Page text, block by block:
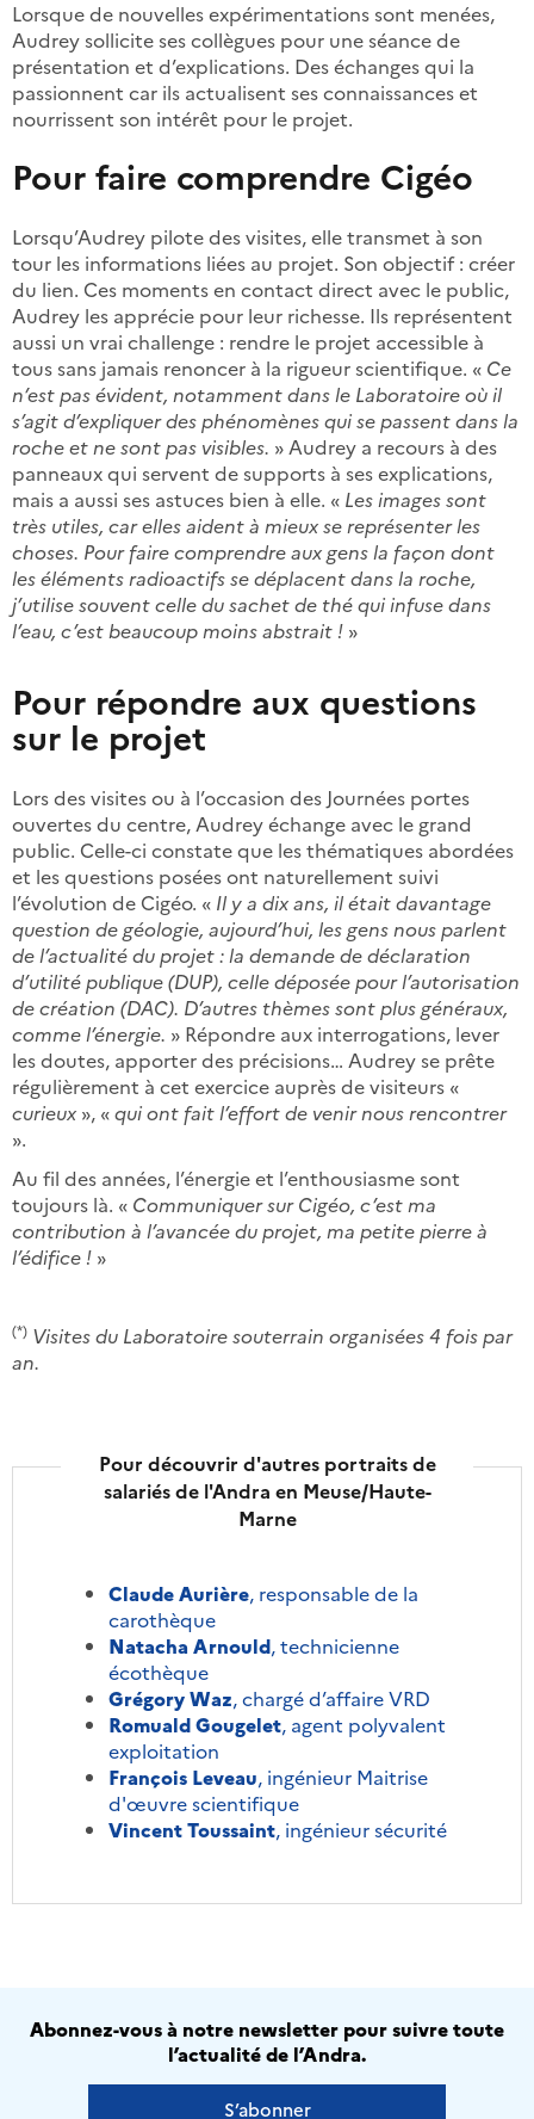
Lorsque de nouvelles expérimentations sont menées,
Audrey sollicite ses collègues pour une séance de
présentation et d’explications. Des échanges qui la
passionnent car ils actualisent ses connaissances et
nourrissent son intérêt pour le projet.
Pour faire comprendre Cigéo
Lorsqu’Audrey pilote des visites, elle transmet à son
tour les informations liées au projet. Son objectif : créer
du lien. Ces moments en contact direct avec le public,
Audrey les apprécie pour leur richesse. Ils représentent
aussi un vrai challenge : rendre le projet accessible à
tous sans jamais renoncer à la rigueur scientifique. « Ce
n’est pas évident, notamment dans le Laboratoire où il
s’agit d’expliquer des phénomènes qui se passent dans la
roche et ne sont pas visibles. » Audrey a recours à des
panneaux qui servent de supports à ses explications,
mais a aussi ses astuces bien à elle. « Les images sont
très utiles, car elles aident à mieux se représenter les
choses. Pour faire comprendre aux gens la façon dont
les éléments radioactifs se déplacent dans la roche,
j’utilise souvent celle du sachet de thé qui infuse dans
l’eau, c’est beaucoup moins abstrait ! »
Pour répondre aux questions
sur le projet
Lors des visites ou à l’occasion des Journées portes
ouvertes du centre, Audrey échange avec le grand
public. Celle-ci constate que les thématiques abordées
et les questions posées ont naturellement suivi
l’évolution de Cigéo. « Il y a dix ans, il était davantage
question de géologie, aujourd’hui, les gens nous parlent
de l’actualité du projet : la demande de déclaration
d’utilité publique (DUP), celle déposée pour l’autorisation
de création (DAC). D’autres thèmes sont plus généraux,
comme l’énergie. » Répondre aux interrogations, lever
les doutes, apporter des précisions… Audrey se prête
régulièrement à cet exercice auprès de visiteurs «
curieux », «qui ont fait l’effort de venir nous rencontrer
».
Au fil des années, l’énergie et l’enthousiasme sont
toujours là. « Communiquer sur Cigéo, c’est ma
contribution à l’avancée du projet, ma petite pierre à
l’édifice ! »
(*) Visites du Laboratoire souterrain organisées 4 fois par
an.
Pour découvrir d'autres portraits de
salariés de l'Andra en Meuse/Haute-
Marne
Claude Aurière, responsable de la
carothèque
Natacha Arnould, technicienne
écothèque
Grégory Waz, chargé d’affaire VRD
Romuald Gougelet, agent polyvalent
exploitation
François Leveau, ingénieur Maitrise
d'œuvre scientifique
Vincent Toussaint, ingénieur sécurité
Abonnez-vous à notre newsletter pour suivre toute
l’actualité de l’Andra.
S’abonner